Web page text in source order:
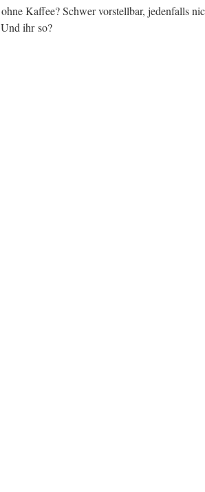
Kaf­fee? Schwer vor­stell­bar, jeden­falls
ihr so?